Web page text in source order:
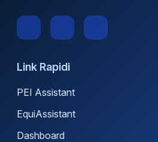
Link Rapidi
PEI Assistant
EquiAssistant
Dashboard